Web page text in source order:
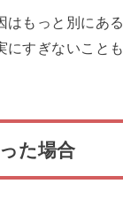
もっと別にあ
すぎないこと
た場合